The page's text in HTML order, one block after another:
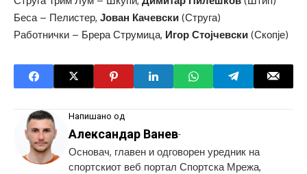
Беса – Пелистер, Јован Качевски (Струга)
Работнички – Брера Струмица, Игор Стојчевски (Скопје)
Напишано од
Александар Ванев-
Основач, главен и одговорен уредник на
спортскиот веб портал Спортска Мрежа,